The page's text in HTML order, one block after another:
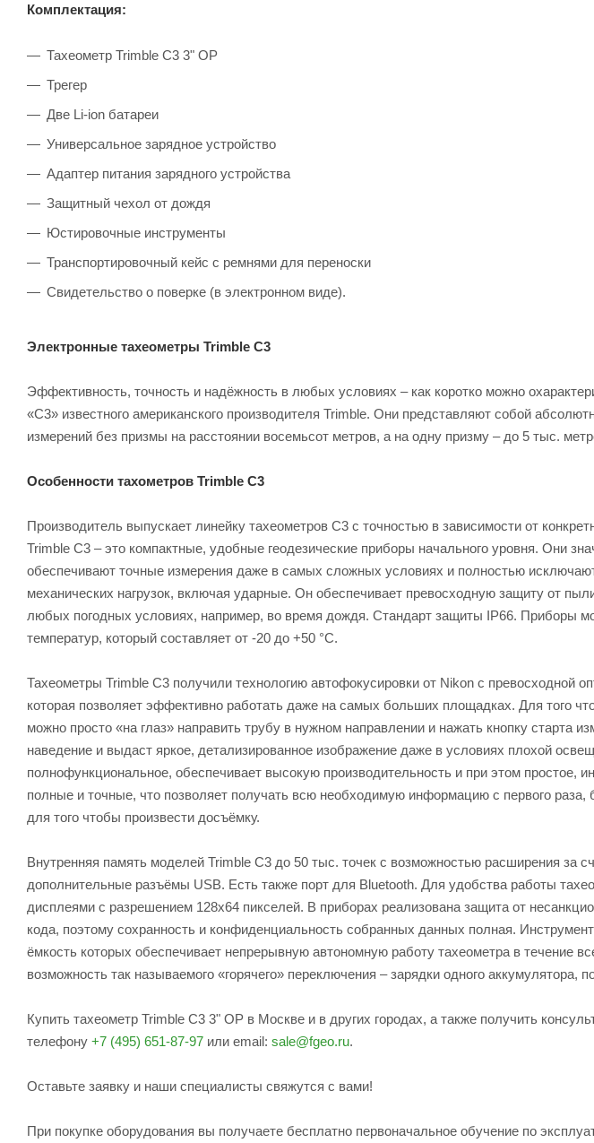
Комплектация:
Тахеометр Trimble C3 3" OP
Трегер
Две Li-ion батареи
Универсальное зарядное устройство
Адаптер питания зарядного устройства
Защитный чехол от дождя
Юстировочные инструменты
Транспортировочный кейс с ремнями для переноски
Свидетельство о поверке (в электронном виде).
Электронные тахеометры Trimble C3
Эффективность, точность и надёжность в любых условиях – как коротко можно
«C3» известного американского производителя Trimble. Они представляют собой
измерений без призмы на расстоянии восемьсот метров, а на одну призму – до 5 тыс.
Особенности тахометров Trimble C3
Производитель выпускает линейку тахеометров С3 с точностью в зависимости от
Trimble C3 – это компактные, удобные геодезические приборы начального уровня. Они
обеспечивают точные измерения даже в самых сложных условиях и полностью
механических нагрузок, включая ударные. Он обеспечивает превосходную защиту от
любых погодных условиях, например, во время дождя. Стандарт защиты IP66. Приборы
температур, который составляет от -20 до +50 °С.
Тахеометры Trimble C3 получили технологию автофокусировки от Nikon с превосходной
которая позволяет эффективно работать даже на самых больших площадках. Для того
можно просто «на глаз» направить трубу в нужном направлении и нажать кнопку старта
наведение и выдаст яркое, детализированное изображение даже в условиях плохой
полнофункциональное, обеспечивает высокую производительность и при этом простое,
полные и точные, что позволяет получать всю необходимую информацию с первого раза,
для того чтобы произвести досъёмку.
Внутренняя память моделей Trimble C3 до 50 тыс. точек с возможностью расширения за
дополнительные разъёмы USB. Есть также порт для Bluetooth. Для удобства работы
дисплеями с разрешением 128х64 пикселей. В приборах реализована защита от
кода, поэтому сохранность и конфиденциальность собранных данных полная.
ёмкость которых обеспечивает непрерывную автономную работу тахеометра в течение
возможность так называемого «горячего» переключения – зарядки одного аккумулятора,
Купить тахеометр Trimble C3 3" OP в Москве и в других городах, а также получить
телефону +7 (495) 651-87-97 или email: sale@fgeo.ru.
Оставьте заявку и наши специалисты свяжутся с вами!
При покупке оборудования вы получаете бесплатно первоначальное обучение по